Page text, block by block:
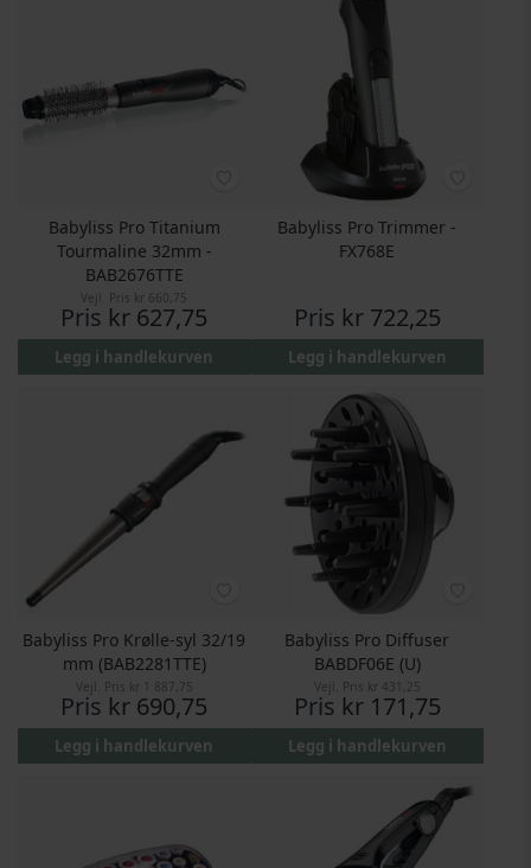
Babyliss Pro Titanium
Tourmaline 32mm -
BAB2676TTE
Vejl. Pris kr 660,75
Pris kr 627,75
Legg i handlekurven
Babyliss Pro Trimmer -
FX768E
Pris kr 722,25
Legg i handlekurven
Babyliss Pro Krølle-syl 32/19
mm (BAB2281TTE)
Vejl. Pris kr 1 887,75
Pris kr 690,75
Legg i handlekurven
Babyliss Pro Diffuser
BABDF06E (U)
Vejl. Pris kr 431,25
Pris kr 171,75
Legg i handlekurven